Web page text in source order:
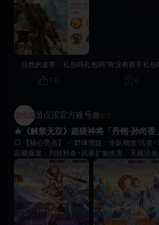
【武圣心得征集】 诚邀各位主公分享关羽培养攻略、阵容搭配，小编将从评
论区中抽取 3 位主公，送出独家专属「解禁无双资源
计时开启中，让武圣关羽为你横扫千军，问鼎
自然的皮带： 礼包码礼包码?有没有新手礼包
133
0
游点涩官方账号 官方
🔥《解禁无双》超级神将「丹翎·孙尚香
💥 【核心亮点】 ✅ 群体增益：全队物攻/法攻+10%，周围队友暴击率+5% ✅
高额爆发：列排秒杀+风暴扩散伤害，无视法免
+封怒压制，非支配控一键清除 🎁【更多活动】 ➊ 专属幻武「枭姬烈弩」：
开局回怒+暴击伤害拉满，单挑全场生效 ➋ 传
尾+流光裙摆，颜值收藏双在线 ⏰七日限时专属活动，即刻登录《解禁无
双》，执掌箭神之威，开启全新征伐传奇！